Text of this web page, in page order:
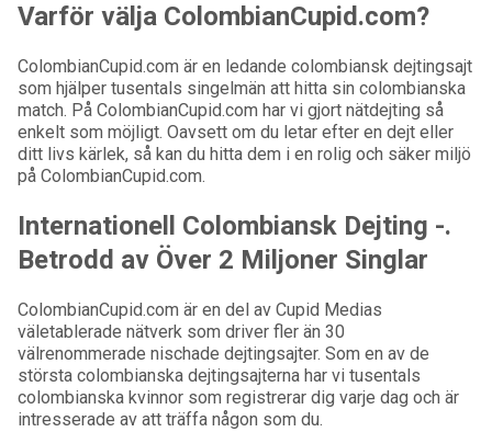
Varför välja ColombianCupid.com?
ColombianCupid.com är en ledande colombiansk dejtingsajt
som hjälper tusentals singelmän att hitta sin colombianska
match. På ColombianCupid.com har vi gjort nätdejting så
enkelt som möjligt. Oavsett om du letar efter en dejt eller
ditt livs kärlek, så kan du hitta dem i en rolig och säker miljö
på ColombianCupid.com.
Internationell Colombiansk Dejting -.
Betrodd av Över 2 Miljoner Singlar
ColombianCupid.com är en del av Cupid Medias
väletablerade nätverk som driver fler än 30
välrenommerade nischade dejtingsajter. Som en av de
största colombianska dejtingsajterna har vi tusentals
colombianska kvinnor som registrerar dig varje dag och är
intresserade av att träffa någon som du.